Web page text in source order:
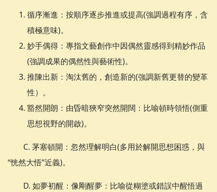
循序漸進：按順序逐步推進或提高(強調過程有序，含
積極意味)。
妙手偶得：專指文藝創作中因偶然靈感得到精妙作品
(強調成果的偶然性與藝術性)。
推陳出新：淘汰舊的，創造新的(強調新舊更替的變革
性）。
豁然開朗：由昏暗狹窄突然開闊：比喻頓時領悟(側重
思想視野的開啟)。
C. 茅塞頓開：忽然理解明白(多用於解開思想困惑，與
“恍然大悟”近義)。
D. 如夢初醒：像剛醒夢：比喻從糊塗或錯誤中醒悟過